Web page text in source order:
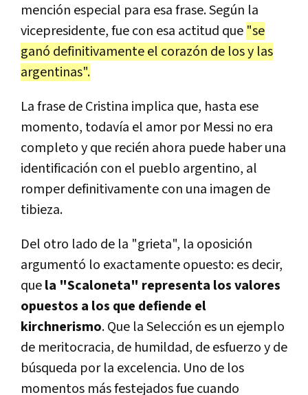
mención especial para esa frase. Según la
vicepresidente, fue con esa actitud que "se
ganó definitivamente el corazón de los y las
argentinas".
La frase de Cristina implica que, hasta ese
momento, todavía el amor por Messi no era
completo y que recién ahora puede haber una
identificación con el pueblo argentino, al
romper definitivamente con una imagen de
tibieza.
Del otro lado de la "grieta", la oposición
argumentó lo exactamente opuesto: es decir,
quela "Scaloneta" representa los valores
opuestos a los que defiende el
kirchnerismo. Que la Selección es un ejemplo
de meritocracia, de humildad, de esfuerzo y de
búsqueda por la excelencia. Uno de los
momentos más festejados fue cuando